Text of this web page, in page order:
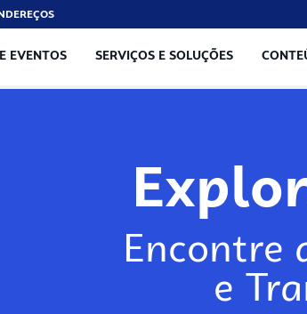
EVENTOS SERVIÇOS E SOLUÇÕES
Encontre
e